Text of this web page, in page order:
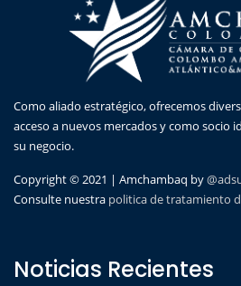
Como aliado estratégico, ofrecemos
acceso a nuevos mercados y como socio
su negocio.
Copyright © 2021 | Amchambaq by
Consulte nuestra politica de tratamiento
Noticias Recientes